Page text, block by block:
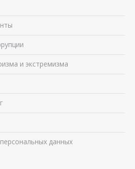
и экстремизма
данных